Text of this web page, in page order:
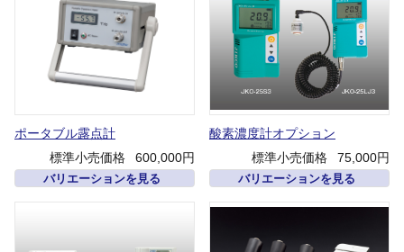
ポータブル露点計
標準小売価格
600,000円
バリエーションを見る
酸素濃度計オプション
標準小売価格
75,000円
バリエーションを見る